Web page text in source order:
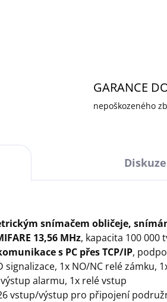
GARANCE
nepoškozeného
Diskuze
snímačem obličeje,
13,56 MHz, kapacita 100 000
s PC přes TCP/IP,
signalizace, 1x NO/NC relé zámku,
alarmu, 1x relé vstup
vstup/výstup pro připojení